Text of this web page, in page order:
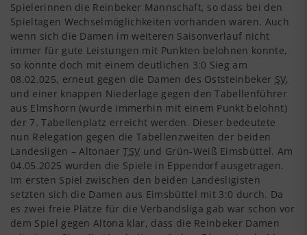
Spielerinnen die Reinbeker Mannschaft, so dass bei den
Spieltagen Wechselmöglichkeiten vorhanden waren. Auch
wenn sich die Damen im weiteren Saisonverlauf nicht
immer für gute Leistungen mit Punkten belohnen konnte,
so konnte doch mit einem deutlichen 3:0 Sieg am
08.02.025, erneut gegen die Damen des Oststeinbeker SV,
und einer knappen Niederlage gegen den Tabellenführer
aus Elmshorn (wurde immerhin mit einem Punkt belohnt)
der 7. Tabellenplatz erreicht werden. Dieser bedeutete
nun Relegation gegen die Tabellenzweiten der beiden
Landesligen – AltonaerTSV und Grün-Weiß Eimsbüttel. Am
04.05.2025 wurden die Spiele in Eppendorf ausgetragen.
Im ersten Spiel zwischen den beiden Landesligisten
setzten sich die Damen aus Eimsbüttel mit 3:0 durch. Da
es zwei freie Plätze für die Verbandsliga gab war schon vor
dem Spiel gegen Altona klar, dass die Reinbeker Damen